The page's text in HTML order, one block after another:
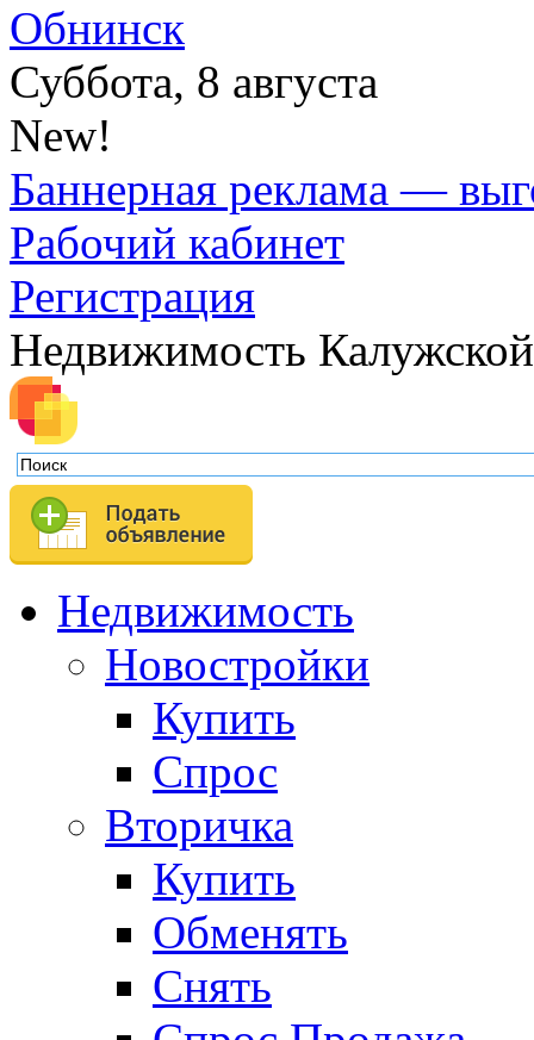
Обнинск
Суббота, 8 августа
New!
Баннерная реклама —
Рабочий кабинет
Регистрация
Недвижимость
Недвижимость
Новостройки
Купить
Спрос
Вторичка
Купить
Обменять
Снять